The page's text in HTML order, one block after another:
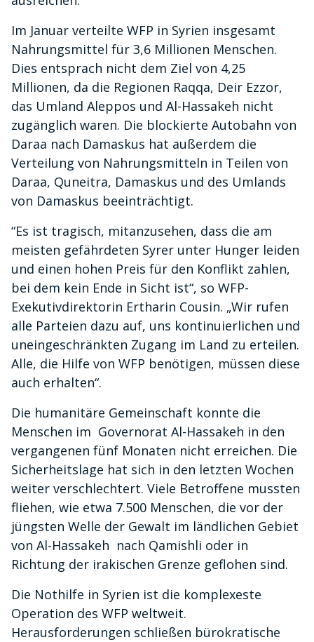
Im Januar verteilte WFP in Syrien insgesamt
Nahrungsmittel für 3,6 Millionen Menschen.
Dies entsprach nicht dem Ziel von 4,25
Millionen, da die Regionen Raqqa, Deir Ezzor,
das Umland Aleppos und Al-Hassakeh nicht
zugänglich waren. Die blockierte Autobahn von
Daraa nach Damaskus hat außerdem die
Verteilung von Nahrungsmitteln in Teilen von
Daraa, Quneitra, Damaskus und des Umlands
von Damaskus beeinträchtigt.
“Es ist tragisch, mitanzusehen, dass die am
meisten gefährdeten Syrer unter Hunger leiden
und einen hohen Preis für den Konflikt zahlen,
bei dem kein Ende in Sicht ist“, so WFP-
Exekutivdirektorin Ertharin Cousin. „Wir rufen
alle Parteien dazu auf, uns kontinuierlichen und
uneingeschränkten Zugang im Land zu erteilen.
Alle, die Hilfe von WFP benötigen, müssen diese
auch erhalten“.
Die humanitäre Gemeinschaft konnte die
Menschen im Governorat Al-Hassakeh in den
vergangenen fünf Monaten nicht erreichen. Die
Sicherheitslage hat sich in den letzten Wochen
weiter verschlechtert. Viele Betroffene mussten
fliehen, wie etwa 7.500 Menschen, die vor der
jüngsten Welle der Gewalt im ländlichen Gebiet
von Al-Hassakeh nach Qamishli oder in
Richtung der irakischen Grenze geflohen sind.
Die Nothilfe in Syrien ist die komplexeste
Operation des WFP weltweit.
Herausforderungen schließen bürokratische